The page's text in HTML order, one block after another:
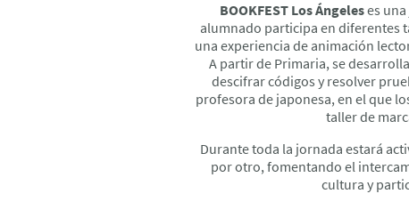
BOOKFEST Los Ángeleses una
alumnado participa en diferentes
una experiencia de animación
A partir de Primaria, se
descifrar códigos y resolver
profesora de japonesa, en el que
taller de
Durante toda la jornada estará
por otro, fomentando el
cultura y